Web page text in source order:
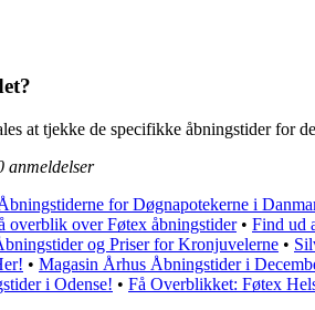
at tjekke de specifikke åbningstider for
anmeldelser
for Døgnapotekerne i
overblik over Føtex åbningstider• Find ud
og Priser for Kronjuvelerne •
• Magasin Århus Åbningstider i
i Odense! • Få Overblikket: Føtex